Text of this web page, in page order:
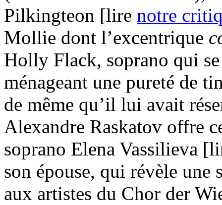
Pilkingteon [lire notre
Mollie dont l’excentrique
Holly Flack, soprano qui
ménageant une pureté de
de même qu’il lui avait
Alexandre Raskatov offre
soprano Elena Vassilieva
son épouse, qui révèle une
aux artistes du Chor der